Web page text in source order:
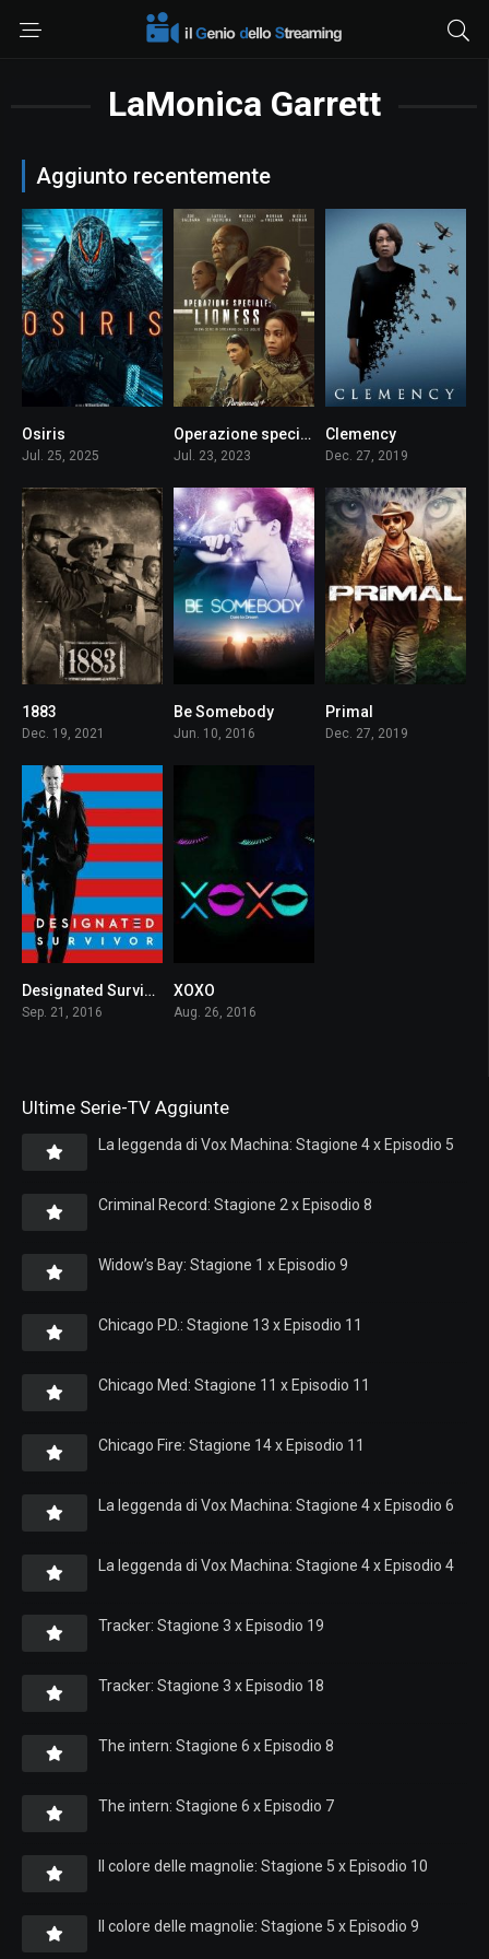
LaMonica Garrett
Aggiunto recentemente
Osiris
Jul. 25, 2025
8.197Operazione speciale: Lioness
Jul. 23, 2023
Clemency
Dec. 27, 2019
1883
Dec. 19, 2021
Be Somebody
Jun. 10, 2016
Primal
Dec. 27, 2019
7.2
Designated Survivor
Sep. 21, 2016
XOXO
Aug. 26, 2016
Ultime Serie-TV Aggiunte
La leggenda di Vox Machina: Stagione 4 x Episodio 5
Criminal Record: Stagione 2 x Episodio 8
Widow’s Bay: Stagione 1 x Episodio 9
Chicago P.D.: Stagione 13 x Episodio 11
Chicago Med: Stagione 11 x Episodio 11
Chicago Fire: Stagione 14 x Episodio 11
La leggenda di Vox Machina: Stagione 4 x Episodio 6
La leggenda di Vox Machina: Stagione 4 x Episodio 4
Tracker: Stagione 3 x Episodio 19
Tracker: Stagione 3 x Episodio 18
The intern: Stagione 6 x Episodio 8
The intern: Stagione 6 x Episodio 7
Il colore delle magnolie: Stagione 5 x Episodio 10
Il colore delle magnolie: Stagione 5 x Episodio 9